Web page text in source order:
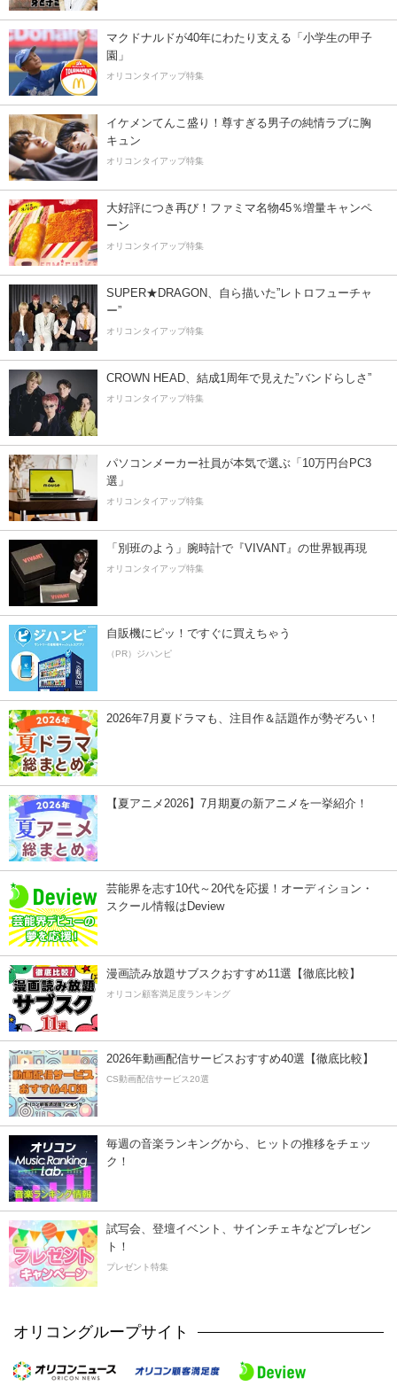
マクドナルドが40年にわたり支える「小学生の甲子
園」
オリコンタイアップ特集
イケメンてんこ盛り！尊すぎる男子の純情ラブに胸
キュン
オリコンタイアップ特集
大好評につき再び！ファミマ名物45％増量キャンペ
ーン
オリコンタイアップ特集
SUPER★DRAGON、自ら描いた”レトロフューチャ
ー”
オリコンタイアップ特集
CROWN HEAD、結成1周年で見えた”バンドらしさ”
オリコンタイアップ特集
パソコンメーカー社員が本気で選ぶ「10万円台PC3
選」
オリコンタイアップ特集
「別班のよう」腕時計で『VIVANT』の世界観再現
オリコンタイアップ特集
自販機にピッ！ですぐに買えちゃう
（PR）ジハンピ
2026年7月夏ドラマも、注目作＆話題作が勢ぞろい！
【夏アニメ2026】7月期夏の新アニメを一挙紹介！
芸能界を志す10代～20代を応援！オーディション・
スクール情報はDeview
漫画読み放題サブスクおすすめ11選【徹底比較】
オリコン顧客満足度ランキング
2026年動画配信サービスおすすめ40選【徹底比較】
CS動画配信サービス20選
毎週の音楽ランキングから、ヒットの推移をチェッ
ク！
試写会、登壇イベント、サインチェキなどプレゼン
ト！
プレゼント特集
オリコングループサイト